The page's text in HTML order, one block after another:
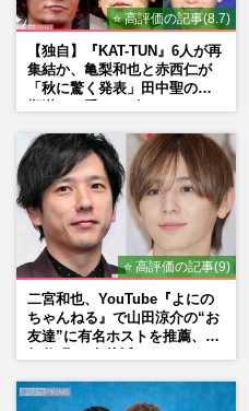
⭐ 高評価の記事(8.7)
【独自】『KAT-TUN』6人が再
集結か、亀梨和也と赤西仁が
「秋に驚く発表」田中聖の刑
⭐ 高評価の記事(9)
二宮和也、YouTube『よにの
ちゃんねる』で山田涼介の“お
友達”に有名ホストを推薦、歌